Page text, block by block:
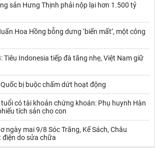
sản Hưng Thịnh phải nộp lại hơn 1.500 tỷ
Hoa Hồng bỗng dưng ‘biến mất’, một công
Tiêu Indonesia tiếp đà tăng nhẹ, Việt Nam giữ
bị buộc chấm dứt hoạt động
có tài khoản chứng khoán: Phụ huynh Hàn
tích sản cho con
ngày mai 9/8 Sóc Trăng, Kế Sách, Châu
điện do sửa chữa